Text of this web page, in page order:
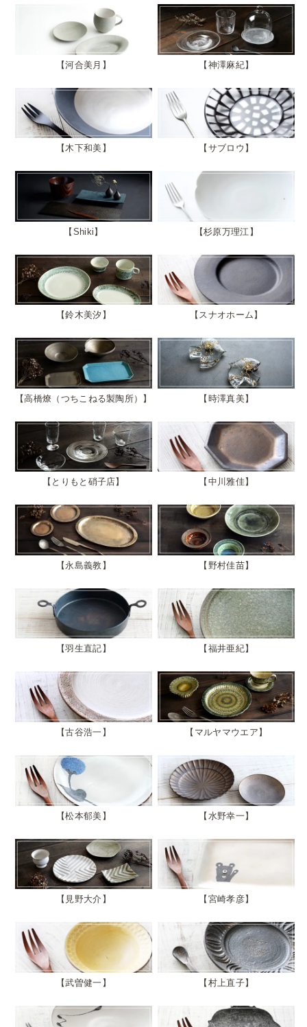
河合美月 神澤麻紀
木下和美 サブロウ
Shiki 杉原万理江
鈴木美汐 スナオホーム
高橋燎（つちこねる製陶所） 時澤真美
とりもと硝子店 中川雅佳
永島義教 野村佳苗
羽生直記 福井亜紀
古谷浩一 マルヤマウエア
松本郁美 水野幸一
見野大介 宮崎孝彦
武曽健一 村上直子